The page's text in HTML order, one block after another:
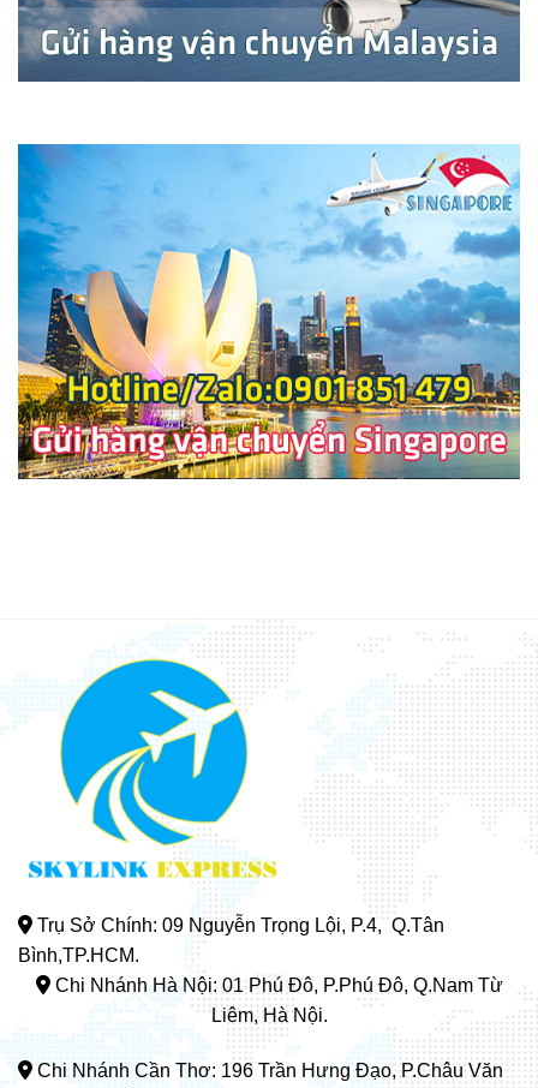
Trụ Sở Chính: 09 Nguyễn Trọng Lội, P.4, Q.Tân
Bình,TP.HCM.
Chi Nhánh Hà Nội: 01 Phú Đô, P.Phú Đô, Q.Nam Từ
Liêm, Hà Nội.
Chi Nhánh Cần Thơ: 196 Trần Hưng Đạo, P.Châu Văn